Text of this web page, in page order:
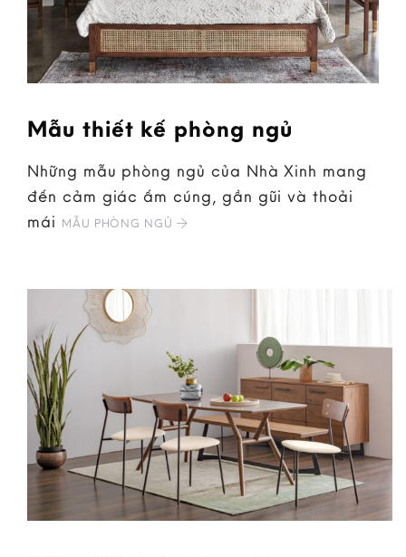
Mẫu thiết kế phòng ngủ
Những mẫu phòng ngủ của Nhà Xinh mang
đến cảm giác ấm cúng, gần gũi và thoải
mái MẪU PHÒNG NGỦ